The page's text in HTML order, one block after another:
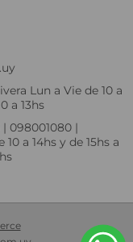
Lun a Vie de 10 a
a 13hs
098001080 |
a 14hs y de 15hs a